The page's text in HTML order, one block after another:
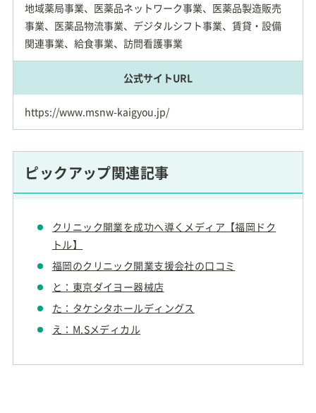
地域薬局事業、医薬品ネットワーク事業、医薬品製造販売
事業、医薬品物流事業、デジタルシフト事業、賃貸・設備
関連事業、給食事業、訪問看護事業
公式サイトURL
https://www.msnw-kaigyou.jp/
ピックアップ関連記事
クリニック開業を成功へ導くメディア【福岡ドク
トル】
福岡のクリニック開業支援会社の口コミ
と：東京ダイヨー器械店
た：タケシタホールディングス
え：M.Sメディカル